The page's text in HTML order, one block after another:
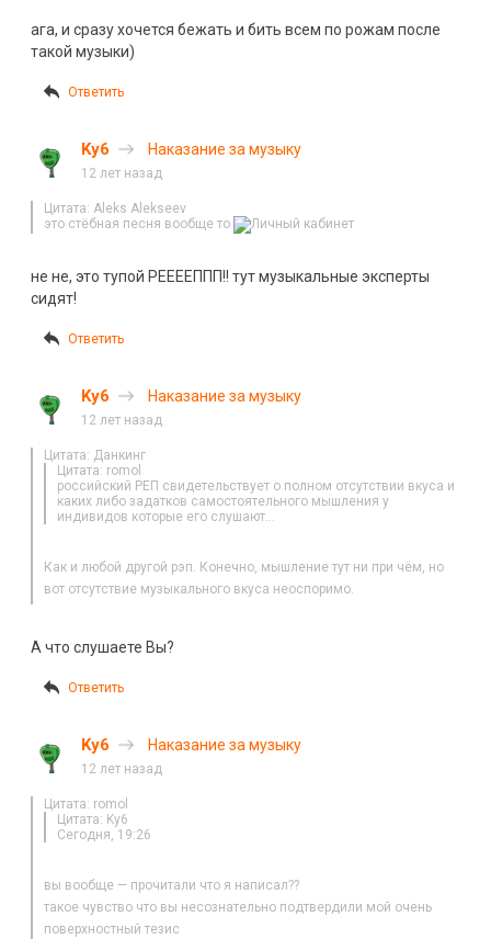
ага, и сразу хочется бежать и бить всем по рожам после
такой музыки)
Ответить
Ky6 Наказание за музыку
12 лет назад
Цитата: Aleks Alekseev
это стёбная песня вообще то
не не, это тупой РЕЕЕЕППП!! тут музыкальные эксперты
сидят!
Ответить
Ky6 Наказание за музыку
12 лет назад
Цитата: Данкинг
Цитата: romol
российский РЕП свидетельствует о полном отсутствии вкуса и
каких либо задатков самостоятельного мышления у
индивидов которые его слушают…
Как и любой другой рэп. Конечно, мышление тут ни при чём, но
вот отсутствие музыкального вкуса неоспоримо.
А что слушаете Вы?
Ответить
Ky6 Наказание за музыку
12 лет назад
Цитата: romol
Цитата: Ky6
Сегодня, 19:26
вы вообще — прочитали что я написал??
такое чувство что вы несознательно подтвердили мой очень
поверхностный тезис